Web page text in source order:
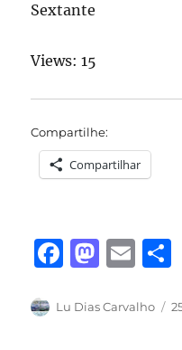
Sextante
Views: 15
Compartilhe:
Compartilhar
F
c
M
st
E
ai
Autor
Lu Dias Carvalho